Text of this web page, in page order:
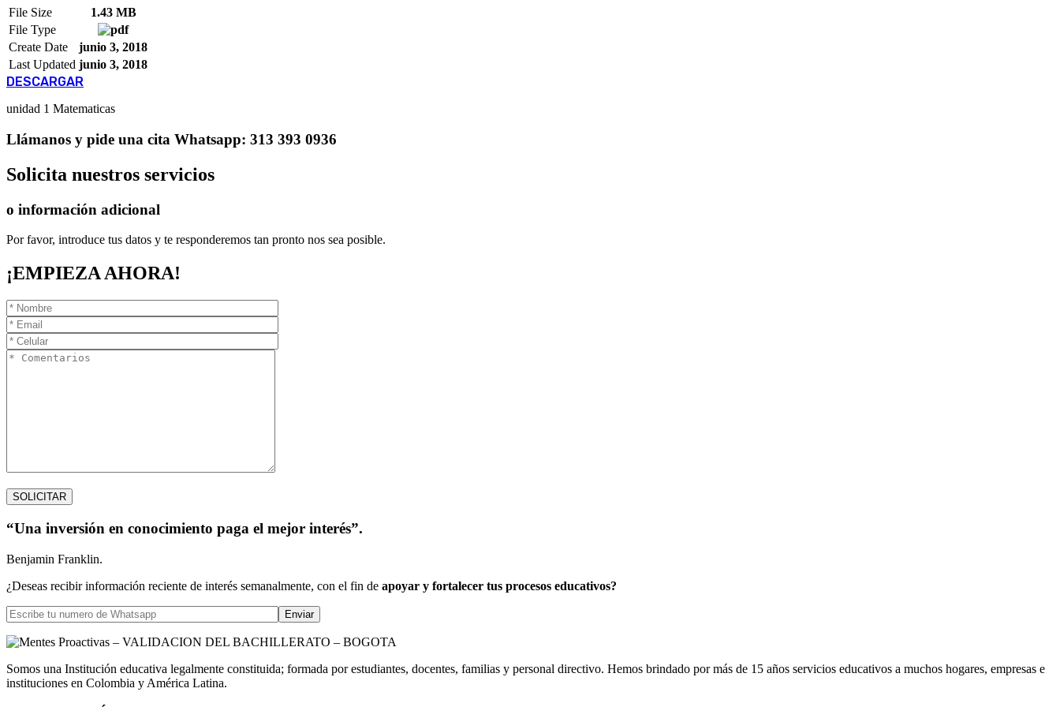
File Size
1.43 MB
File Type
Create Date
junio 3, 2018
Last Updated junio 3, 2018
DESCARGAR
unidad 1 Matematicas
Llámanos y pide una cita Whatsapp: 313 393 0936
Solicita nuestros servicios
o información adicional
Por favor, introduce tus datos y te responderemos tan pronto nos sea posible.
¡EMPIEZA AHORA!
“Una inversión en conocimiento paga el mejor interés”.
Benjamin Franklin.
¿Deseas recibir información reciente de interés semanalmente, con el fin de apoyar y fortalecer tus procesos educativos?
Somos una Institución educativa legalmente constituida; formada por estudiantes, docentes, familias y personal directivo. Hemos brindado por más de 15 años servicios educativos a muchos hogares, empresas e
instituciones en Colombia y América Latina.